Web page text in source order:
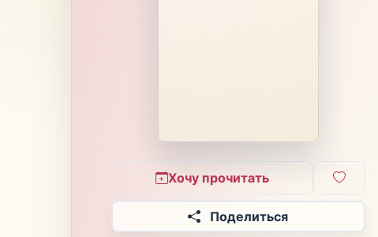
Хочу прочитать
Поделиться